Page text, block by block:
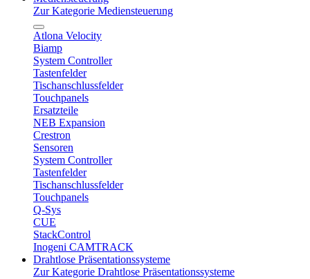
Zur Kategorie Mediensteuerung
Atlona Velocity
Biamp
System Controller
Tastenfelder
Tischanschlussfelder
Touchpanels
Ersatzteile
NEB Expansion
Crestron
Sensoren
System Controller
Tastenfelder
Tischanschlussfelder
Touchpanels
Q-Sys
CUE
StackControl
Inogeni CAMTRACK
Drahtlose Präsentationssysteme
Zur Kategorie Drahtlose Präsentationssysteme